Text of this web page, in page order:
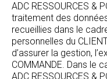
ADC RESSOURCES &
traitement des
recueillies dans le
personnelles du
d’assurer la gestion,
COMMANDE. Dans le
ADC RESSOURCES &